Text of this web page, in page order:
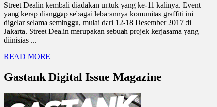
Street Dealin kembali diadakan untuk yang ke-11 kalinya. Event
yang kerap dianggap sebagai lebarannya komunitas graffiti ini
digelar selama seminggu, mulai dari 12-18 Desember 2017 di
Jakarta. Street Dealin merupakan sebuah projek kerjasama yang
diinisias ...
READ MORE
Gastank Digital Issue Magazine